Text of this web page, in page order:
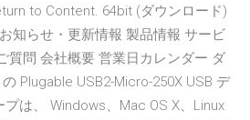
to Content. 64bit (ダウンロード)
知らせ・更新情報 製品情報 サービ
質問 会社概要 営業日カレンダー ダ
Plugable USB2-Micro-250X USB デ
は、 Windows、Mac OS X、Linux